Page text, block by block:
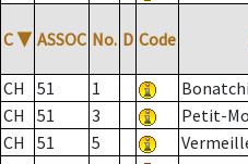
C ▼ ASSOC No. D Code
CH 51 1
CH
51 3 Petit-
CH
51 5